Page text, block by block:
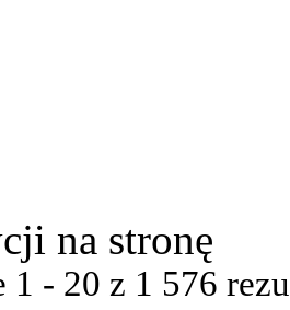
na stronę
1 - 20 z 1 576